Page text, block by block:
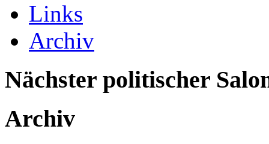
Links
Archiv
Nächster politischer
Archiv